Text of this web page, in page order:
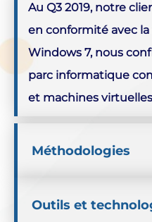
Au Q3 2019, notre
en conformité avec
Windows 7, nous
parc informatique
et machines
Méthodologies
Cartographie
Outils et